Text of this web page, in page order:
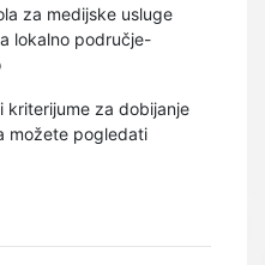
za medijske usluge
lokalno područje-
kriterijume za dobijanje
možete pogledati